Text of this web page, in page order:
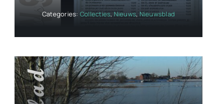
Categories: Collecties, Nieuws, Nieuwsblad